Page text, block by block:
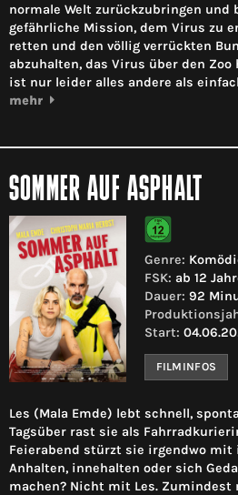
normale Welt zurückzubringen und
gefährliche Mission, dem Virus zu
retten und den völlig verrückten
abzuhalten, das Virus über den
ist nur leider alles andere als
mehr
SOMMER AUF ASPHALT
Genre:
FSK: ab 12
Dauer: 92
Start:
FILMINFOS
Les (Mala Emde) lebt schnell,
Tagsüber rast sie als
Feierabend stürzt sie irgendwo mit
Anhalten, innehalten oder sich
machen? Nicht mit Les.